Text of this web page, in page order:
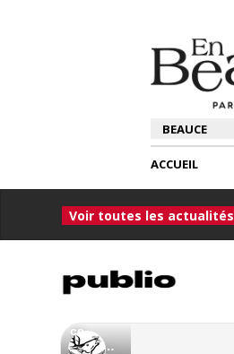
ACCUEIL
Voir toutes les actualités